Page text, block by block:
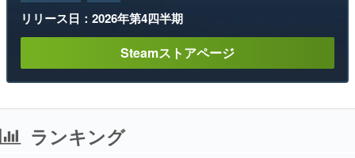
リリース日：2026年第4四半期
Steamストアページ
ランキング